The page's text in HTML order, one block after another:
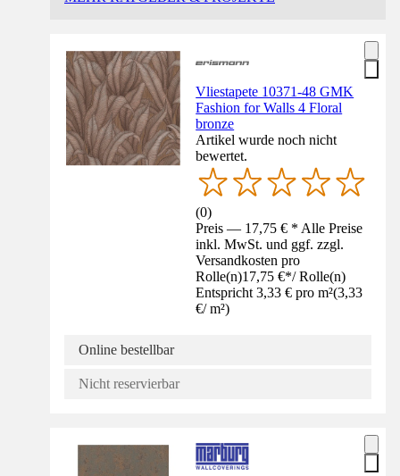
Vliestapete 10371-48 GMK
Fashion for Walls 4 Floral
bronze
Artikel wurde noch nicht
bewertet.
(0)
Preis — 17,75 € * Alle Preise
inkl. MwSt. und ggf. zzgl.
Versandkosten pro
Rolle(n)17,75 €*/ Rolle(n)
Entspricht 3,33 € pro m²(3,33
€/ m²)
Online bestellbar
Nicht reservierbar